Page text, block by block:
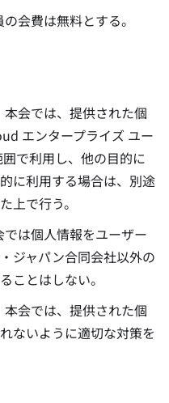
会費は無料とする。
会では、提供された個
エンタープライズ ユー
で利用し、他の目的に
に利用する場合は、別途
上で行う。
は個人情報をユーザー
ジャパン合同会社以外の
ことはしない。
会では、提供された個
ないように適切な対策を